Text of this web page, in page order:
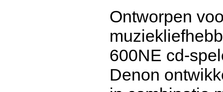
Ontworpen
600NE cd-
Denon